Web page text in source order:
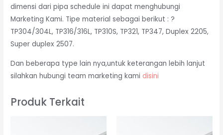
dimensi dari pipa schedule ini dapat menghubungi
Marketing Kami. Tipe material sebagai berikut : ?
TP304/304L, TP316/316L, TP310S, TP321, TP347, Duplex 2205,
Super duplex 2507.
Dan beberapa type lain nya,untuk keterangan lebih lanjut
silahkan hubungi team marketing kami disini
Produk Terkait